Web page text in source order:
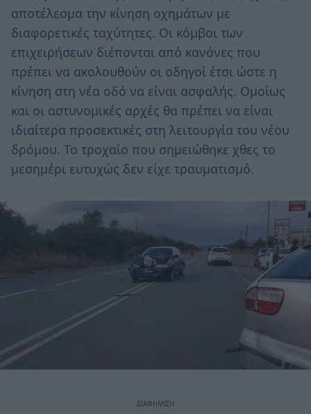
αποτέλεσμα την κίνηση οχημάτων με
διαφορετικές ταχύτητες. Οι κόμβοι των
επιχειρήσεων διέπονται από κανόνες που
πρέπει να ακολουθούν οι οδηγοί έτσι ώστε η
κίνηση στη νέα οδό να είναι ασφαλής. Ομοίως
και οι αστυνομικές αρχές θα πρέπει να είναι
ιδιαίτερα προσεκτικές στη λειτουργία του νέου
δρόμου. Το τροχαίο που σημειώθηκε χθες το
μεσημέρι ευτυχώς δεν είχε τραυματισμό.